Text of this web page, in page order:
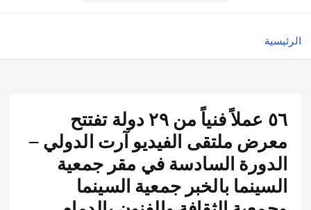
ل
الرئيسية
٥٦ عملاً فنياً من ٢٩ دولة تفتتح
معرض ملتقى الفيديو آرت الدولي –
الدورة السادسة في مقر جمعية
السينما بالخبر جمعية السينما